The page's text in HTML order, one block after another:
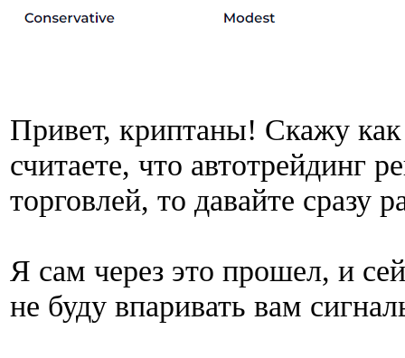
Привет, криптаны! Скажу
считаете, что автотрейдинг
торговлей, то давайте сразу
Я сам через это прошел, и
не буду впаривать вам